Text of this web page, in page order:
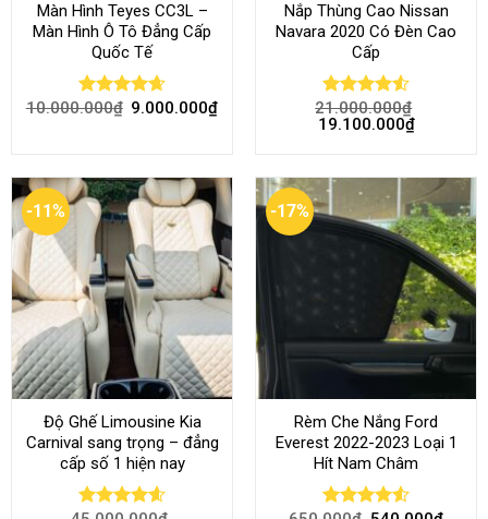
Màn Hình Teyes CC3L –
Màn Hình Ô Tô Đẳng Cấp
Quốc Tế
Rated 4.68
10.000.000₫ 9.000.000₫
Nắp Thùng Cao Nissan
Navara 2020 Có Đèn Cao
Cấp
Rated4.52
out of 5
21.000.000₫
19.100.000₫
-11%
Độ Ghế Limousine Kia
Carnival sang trọng – đẳng
cấp số 1 hiện nay
-17%
Rèm Che Nắng Ford
Everest 2022-2023 Loại 1
Hít Nam Châm